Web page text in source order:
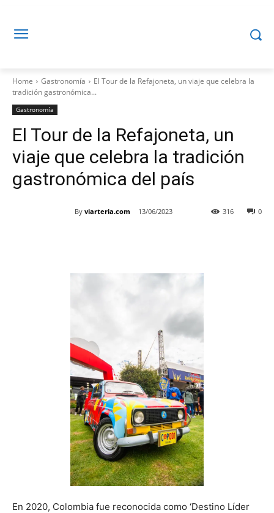
Home Gastronomía
El Tour de la Refajoneta, un viaje que celebra la
tradición gastronómica...
Gastronomía
El Tour de la Refajoneta, un
viaje que celebra la tradición
gastronómica del país
By viarteria.com 13/06/2023 0
316
En 2020, Colombia fue reconocida como ‘Destino Líder